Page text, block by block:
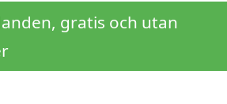
gratis och utan